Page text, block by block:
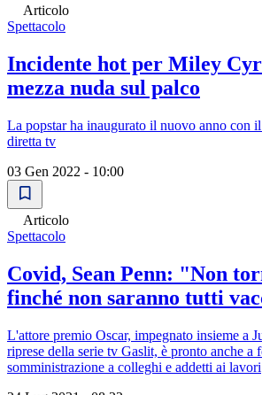
Articolo
Spettacolo
Incidente hot per Miley
mezza nuda sul palco
La popstar ha inaugurato il nuovo anno con
diretta tv
03 Gen 2022 - 10:00
Articolo
Spettacolo
Covid, Sean Penn: "Non
finché non saranno tutti
L'attore premio Oscar, impegnato insieme a
riprese della serie tv Gaslit, è pronto anche a
somministrazione a colleghi e addetti ai lavori